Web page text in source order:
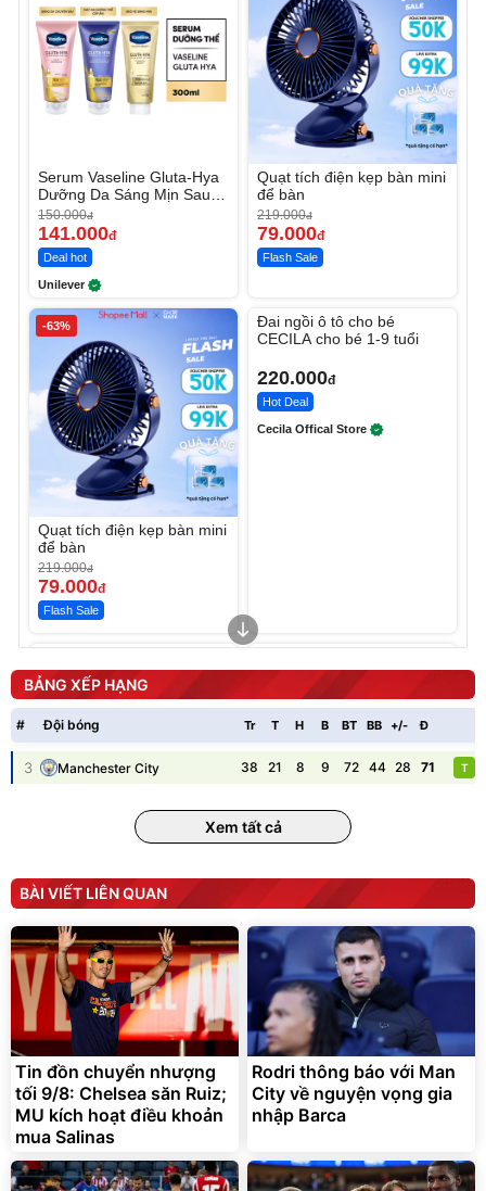
Serum Vaseline Gluta-Hya
Dưỡng Da Sáng Mịn Sau 7
Ngày
150.000đ
141.000đ
Deal hot
Unilever
Quạt tích điện kẹp bàn mini
để bàn
219.000đ
79.000đ
Flash Sale
-63%
Quạt tích điện kẹp bàn mini
để bàn
219.000đ
79.000đ
Flash Sale
Đai ngồi ô tô cho bé
CECILA cho bé 1-9 tuổi
220.000đ
Hot Deal
Cecila Offical Store
tức thì Vaseline Body
190.000 đ
138.330
D2-001 - Thông Minh
3.000.000
2.200.000
Unmute
Vali Bamozo Khung Nhôm
9066 Size 20/24/28 Cao
Flash Sale
Lót ghế ôtô, nâng lưng
chống nóng giúp thoải mái
trong di chuyển
295.000đ
Đã bán nhiều
BẢNG XẾP HẠNG
# Đội bóng Tr T H B BT BB +/- Đ
3 Manchester City 38 21 8 9 72 44 28 71 T
Xem tất cả
BÀI VIẾT LIÊN QUAN
Tin đồn chuyển nhượng
tối 9/8: Chelsea săn Ruiz;
MU kích hoạt điều khoản
mua Salinas
Rodri thông báo với Man
City về nguyện vọng gia
nhập Barca